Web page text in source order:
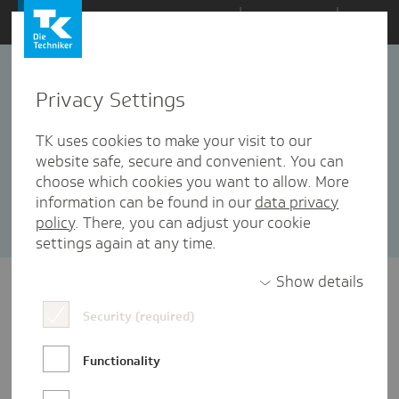
Zum
Inhalt
springen
Unternehmenskultur
4 Artikel in dieser Kategorie enthalten
Sortieren nach: Datum Popularität
Privacy Settings
TK uses cookies to make your visit to our
website safe, secure and convenient. You can
choose which cookies you want to allow. More
information can be found in our data privacy
policy. There, you can adjust your cookie
settings again at any time.
Show details
Security (required)
Functionality